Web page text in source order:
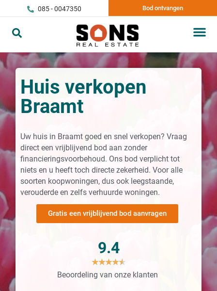
085 - 0047350 Bod ontvangen
Huis verkopen
Braamt
Uw huis in Braamt goed en snel verkopen? Vraag
direct een vrijblijvend bod aan zonder
financieringsvoorbehoud. Ons bod verplicht tot
niets en u heeft toch directe zekerheid. Voor alle
soorten koopwoningen, dus ook leegstaande,
verouderde en zelfs verhuurde woningen.
Gratis een vrijblijvend bod aanvragen
9.4
★★★★★
Beoordeling van onze klanten